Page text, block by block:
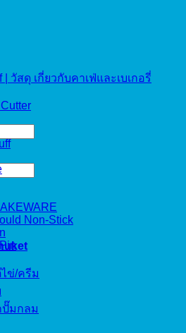
| วัสดุ เกี่ยวกับคาเฟ่และเบเกอรี่
Non-Stick
ข่/ครีม
มกลม